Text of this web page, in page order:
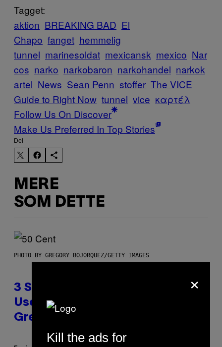
Tagget:
aktion BREAKING BAD El
Chapo fanget hemmelig
tunnel marinesoldat mexicansk mexico Nar
cos narko narkobaron narkohandel narkok
artel News Sean Penn stoffer The VICE
Guide to Right Now tunnel vice καρτέλ
Follow Us On Discover
Make Us Preferred In Top Stories
Del
MERE
SOM DETTE
PHOTO BY GREGORY BOJORQUEZ/GETTY IMAGES
3 Songs That Were Commonly
Used As a Ringtone or Voicemail
Greeting in the 2000s
×
Kill the ads for